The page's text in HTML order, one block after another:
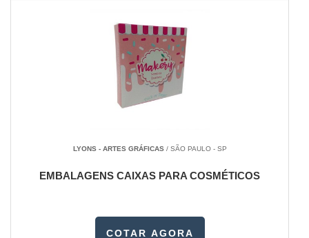
LYONS - ARTES GRÁFICAS/ SÃO PAULO - SP
EMBALAGENS CAIXAS PARA COSMÉTICOS
COTAR AGORA